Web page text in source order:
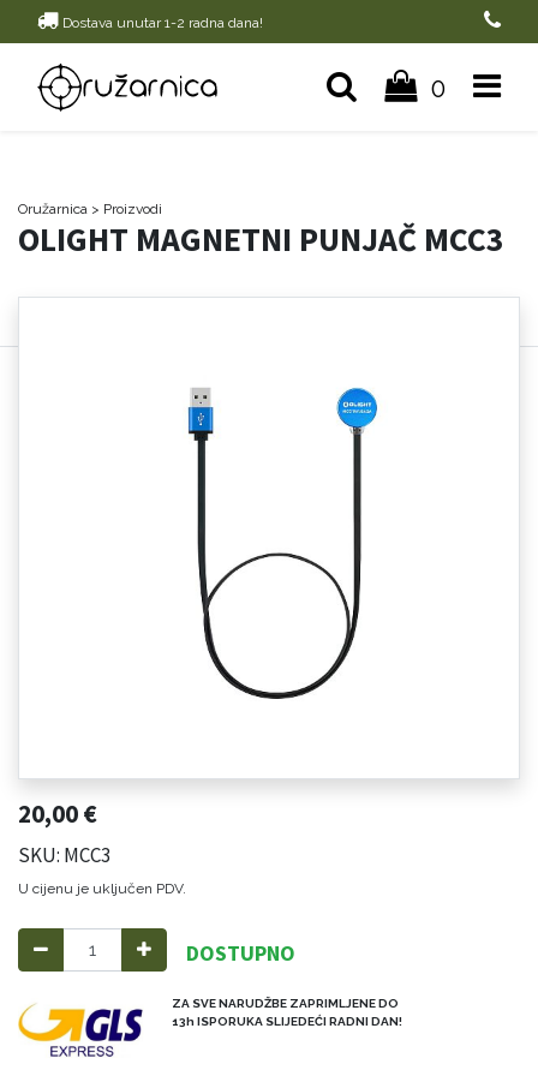
Dostava unutar 1-2 radna dana!
0
Oružarnica > Proizvodi
OLIGHT MAGNETNI PUNJAČ MCC3
20,00€
SKU: MCC3
U cijenu je uključen PDV.
DOSTUPNO
ZA SVE NARUDŽBE ZAPRIMLJENE DO
13h ISPORUKA SLIJEDEĆI RADNI DAN!